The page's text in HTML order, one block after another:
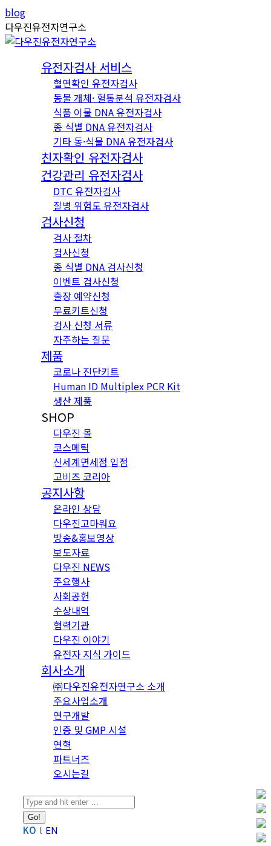
Skip
to
content
Instagram
page
opens
YouTube
page
opens
blog
다우진유전자연구소
유전자검사 서비스
혈연확인 유전자검사
동물 개체· 혈통분석 유전자검사
식품 이물 DNA 유전자검사
종 식별 DNA 유전자검사
기타 동·식물 DNA 유전자검사
친자확인 유전자검사
건강관리 유전자검사
DTC 유전자검사
질병 위험도 유전자검사
검사신청
검사 절차
검사신청
종 식별 DNA 검사신청
이벤트 검사신청
출장 예약신청
무료키트신청
검사 신청 서류
자주하는 질문
제품
코로나 진단키트
Human ID Multiplex PCR Kit
생산 제품
SHOP
다우진 몰
코스메틱
신세계면세점 입점
고비즈 코리아
공지사항
온라인 상담
다우진고마워요
방송&홍보영상
보도자료
다우진 NEWS
주요행사
사회공헌
수상내역
협력기관
다우진 이야기
유전자 지식 가이드
회사소개
㈜다우진유전자연구소 소개
주요사업소개
연구개발
인증 및 GMP 시설
연혁
파트너즈
오시는길
Search:
KO EN